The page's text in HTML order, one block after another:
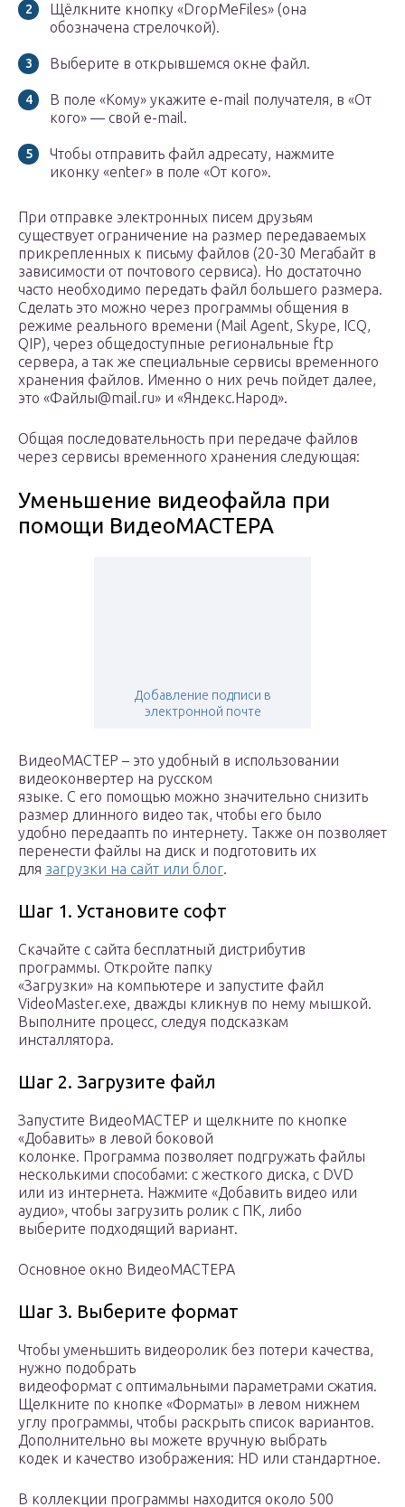
Щёлкните кнопку «DropMeFiles» (она
обозначена стрелочкой).
Выберите в открывшемся окне файл.
В поле «Кому» укажите e-mail получателя, в «От
кого» — свой e-mail.
Чтобы отправить файл адресату, нажмите
иконку «enter» в поле «От кого».
При отправке электронных писем друзьям
существует ограничение на размер передаваемых
прикрепленных к письму файлов (20-30 Мегабайт в
зависимости от почтового сервиса). Но достаточно
часто необходимо передать файл большего размера.
Сделать это можно через программы общения в
режиме реального времени (Mail Agent, Skype, ICQ,
QIP), через общедоступные региональные ftp
сервера, а так же специальные сервисы временного
хранения файлов. Именно о них речь пойдет далее,
это «Файлы@mail.ru» и «Яндекс.Народ».
Общая последовательность при передаче файлов
через сервисы временного хранения следующая:
Уменьшение видеофайла при
помощи ВидеоМАСТЕРА
Добавление подписи в
электронной почте
ВидеоМАСТЕР – это удобный в использовании
видеоконвертер на русском
языке. С его помощью можно значительно снизить
размер длинного видео так, чтобы его было
удобно передаапть по интернету. Также он позволяет
перенести файлы на диск и подготовить их
для загрузки на сайт или блог.
Шаг 1. Установите софт
Скачайте с сайта бесплатный дистрибутив
программы. Откройте папку
«Загрузки» на компьютере и запустите файл
VideoMaster.exe, дважды кликнув по нему мышкой.
Выполните процесс, следуя подсказкам
инсталлятора.
Шаг 2. Загрузите файл
Запустите ВидеоМАСТЕР и щелкните по кнопке
«Добавить» в левой боковой
колонке. Программа позволяет подгружать файлы
несколькими способами: с жесткого диска, с DVD
или из интернета. Нажмите «Добавить видео или
аудио», чтобы загрузить ролик с ПК, либо
выберите подходящий вариант.
Основное окно ВидеоМАСТЕРА
Шаг 3. Выберите формат
Чтобы уменьшить видеоролик без потери качества,
нужно подобрать
видеоформат с оптимальными параметрами сжатия.
Щелкните по кнопке «Форматы» в левом нижнем
углу программы, чтобы раскрыть список вариантов.
Дополнительно вы можете вручную выбрать
кодек и качество изображения: HD или стандартное.
В коллекции программы находится около 500